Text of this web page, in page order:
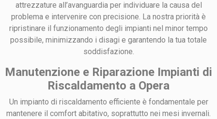
attrezzature all’avanguardia per individuare la causa del
problema e intervenire con precisione. La nostra priorità è
ripristinare il funzionamento degli impianti nel minor tempo
possibile, minimizzando i disagi e garantendo la tua totale
soddisfazione.
Manutenzione e Riparazione Impianti di
Riscaldamento a Opera
Un impianto di riscaldamento efficiente è fondamentale per
mantenere il comfort abitativo, soprattutto nei mesi invernali.